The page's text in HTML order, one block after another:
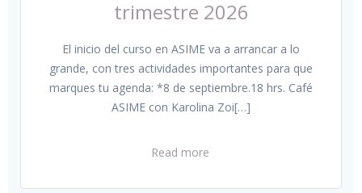
trimestre 2026
El inicio del curso en ASIME va a arrancar a lo
grande, con tres actividades importantes para que
marques tu agenda: *8 de septiembre.18 hrs. Café
ASIME con Karolina Zoi[…]
Read more